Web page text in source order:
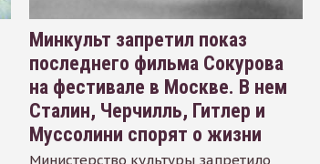
Минкульт запретил показ
последнего фильма Сокурова
на фестивале в Москве. В нем
Сталин, Черчилль, Гитлер и
Муссолини спорят о жизни
Министерство культуры запретило